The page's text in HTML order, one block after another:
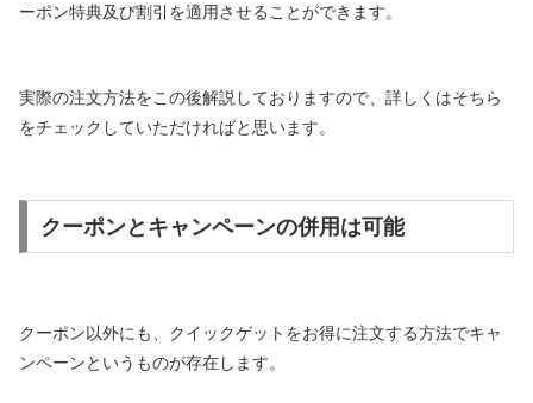
ーポン特典及び割引を適用させることができます。
実際の注文方法をこの後解説しておりますので、詳しくはそちら
をチェックしていただければと思います。
クーポンとキャンペーンの併用は可能
クーポン以外にも、クイックゲットをお得に注文する方法でキャ
ンペーンというものが存在します。